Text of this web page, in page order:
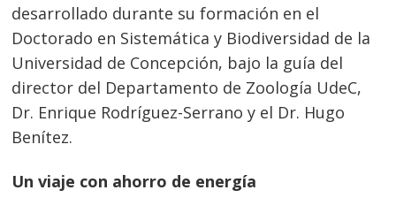
desarrollado durante su formación en el
Doctorado en Sistemática y Biodiversidad de la
Universidad de Concepción, bajo la guía del
director del Departamento de Zoología UdeC,
Dr. Enrique Rodríguez-Serrano y el Dr. Hugo
Benítez.
Un viaje con ahorro de energía